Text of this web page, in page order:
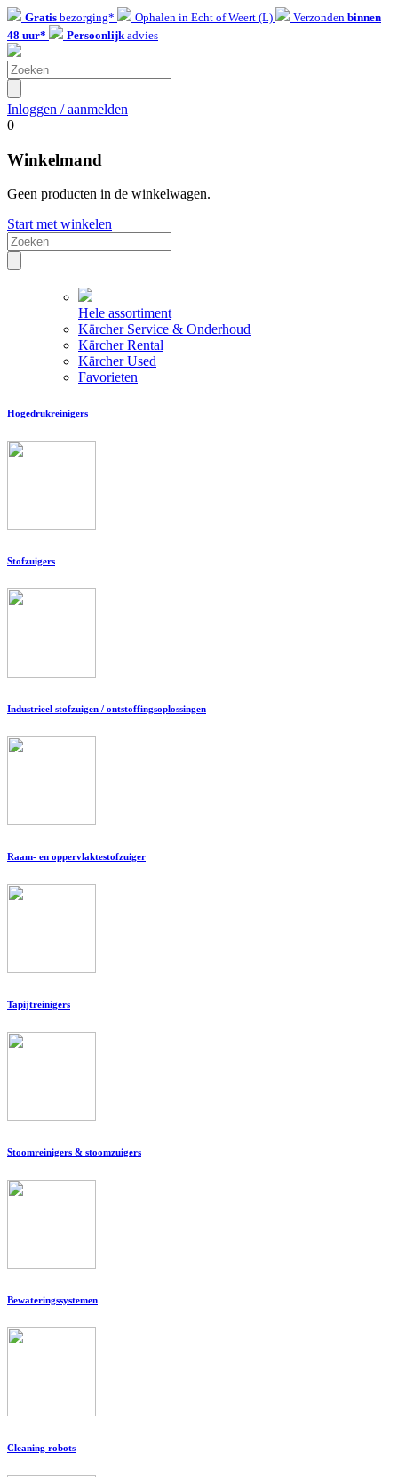
Gratis bezorging* Ophalen in Echt of Weert (L) Verzonden binnen
48 uur*
Persoonlijkadvies
Inloggen / aanmelden
0
Winkelmand
Geen producten in de winkelwagen.
Start met winkelen
Hele assortiment
Kärcher Service & Onderhoud
Kärcher Rental
Kärcher Used
Favorieten
Hogedrukreinigers
Stofzuigers
Industrieel stofzuigen / ontstoffingsoplossingen
Raam- en oppervlaktestofzuiger
Tapijtreinigers
Stoomreinigers & stoomzuigers
Bewateringssystemen
Cleaning robots